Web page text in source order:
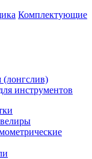
Комплектующие
инструментов